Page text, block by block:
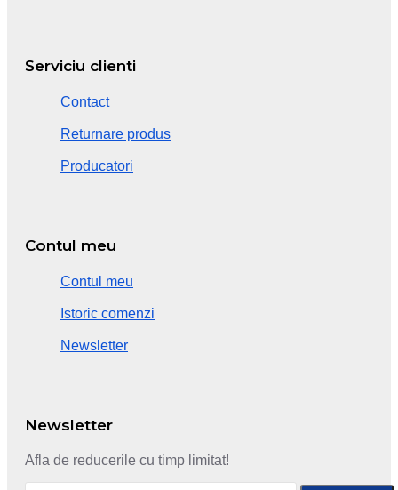
Serviciu clienti
Contact
Returnare produs
Producatori
Contul meu
Contul meu
Istoric comenzi
Newsletter
Newsletter
Afla de reducerile cu timp limitat!